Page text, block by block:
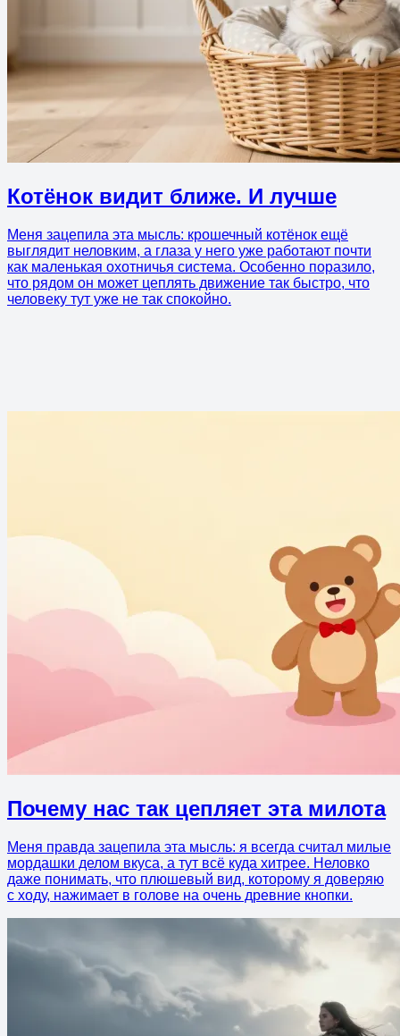
Котёнок видит ближе. И лучше
Меня зацепила эта мысль: крошечный котёнок ещё
выглядит неловким, а глаза у него уже работают почти
как маленькая охотничья система. Особенно поразило,
что рядом он может цеплять движение так быстро, что
человеку тут уже не так спокойно.
Почему нас так цепляет эта милота
Меня правда зацепила эта мысль: я всегда считал милые
мордашки делом вкуса, а тут всё куда хитрее. Неловко
даже понимать, что плюшевый вид, которому я доверяю
с ходу, нажимает в голове на очень древние кнопки.